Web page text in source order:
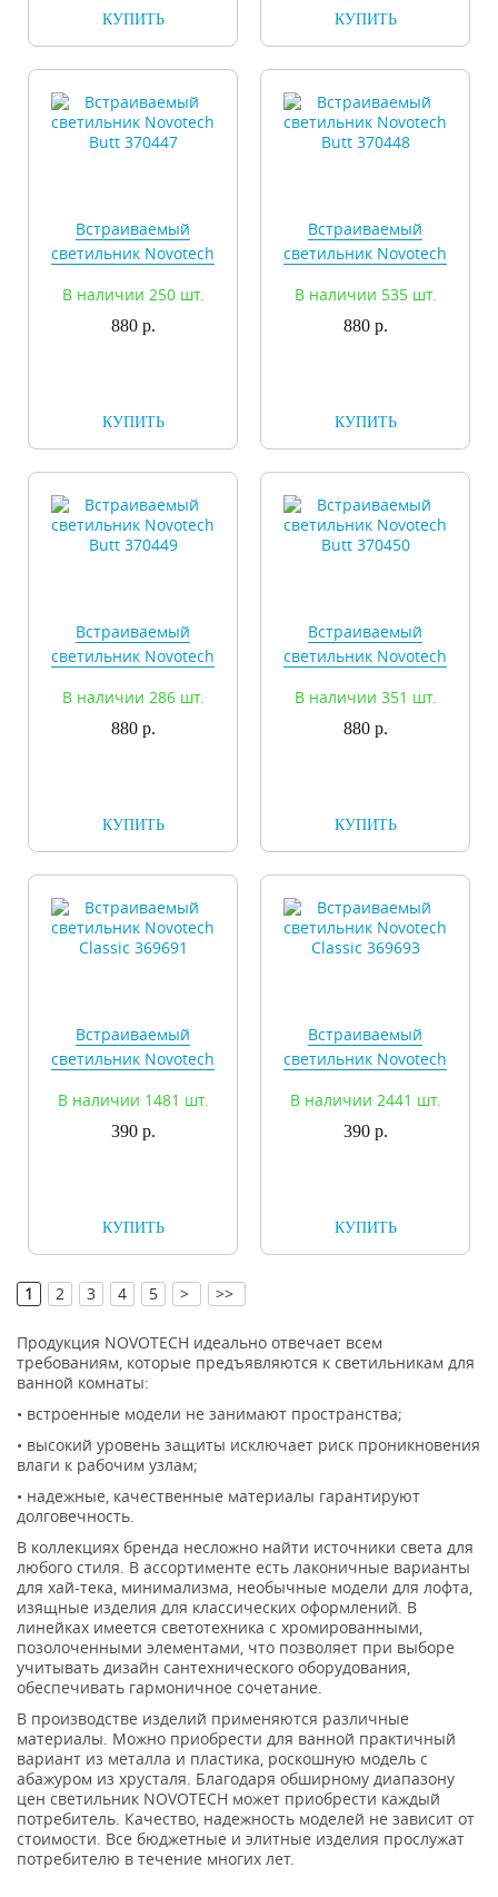
КУПИТЬ КУПИТЬ
Встраиваемый
светильник Novotech
В наличии 250 шт.
880 р.
КУПИТЬ
Встраиваемый
светильник Novotech
В наличии 535 шт.
880 р.
КУПИТЬ
Встраиваемый
светильник Novotech
В наличии 286 шт.
880 р.
КУПИТЬ
Встраиваемый
светильник Novotech
В наличии 351 шт.
880 р.
КУПИТЬ
Встраиваемый
светильник Novotech
В наличии 1481 шт.
390 р.
КУПИТЬ
Встраиваемый
светильник Novotech
В наличии 2441 шт.
390 р.
КУПИТЬ
1 2 3 4 5 > >>
Продукция NOVOTECH идеально отвечает всем
требованиям, которые предъявляются к светильникам для
ванной комнаты:
• встроенные модели не занимают пространства;
• высокий уровень защиты исключает риск проникновения
влаги к рабочим узлам;
• надежные, качественные материалы гарантируют
долговечность.
В коллекциях бренда несложно найти источники света для
любого стиля. В ассортименте есть лаконичные варианты
для хай-тека, минимализма, необычные модели для лофта,
изящные изделия для классических оформлений. В
линейках имеется светотехника с хромированными,
позолоченными элементами, что позволяет при выборе
учитывать дизайн сантехнического оборудования,
обеспечивать гармоничное сочетание.
В производстве изделий применяются различные
материалы. Можно приобрести для ванной практичный
вариант из металла и пластика, роскошную модель с
абажуром из хрусталя. Благодаря обширному диапазону
цен светильник NOVOTECH может приобрести каждый
потребитель. Качество, надежность моделей не зависит от
стоимости. Все бюджетные и элитные изделия прослужат
потребителю в течение многих лет.